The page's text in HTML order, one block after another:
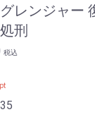
レンジャー
刑
税込
pt